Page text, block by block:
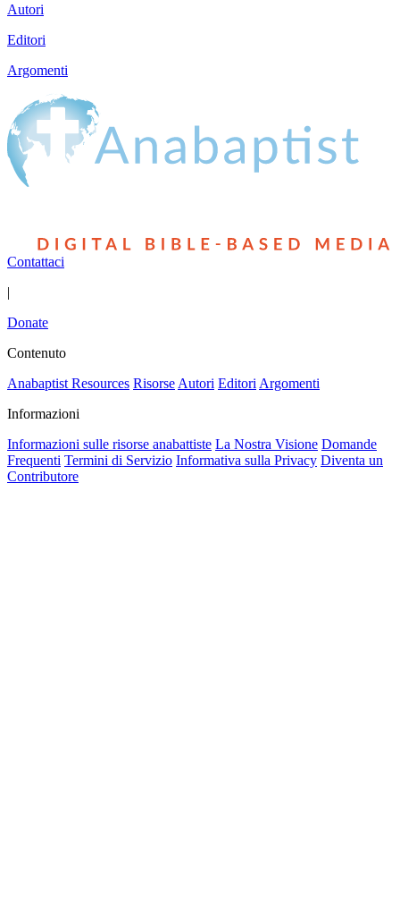
Autori
Editori
Argomenti
Contattaci
|
Donate
Contenuto
Anabaptist Resources Risorse Autori Editori Argomenti
Informazioni
Informazioni sulle risorse anabattiste La Nostra Visione Domande
Frequenti Termini di Servizio Informativa sulla Privacy Diventa un
Contributore